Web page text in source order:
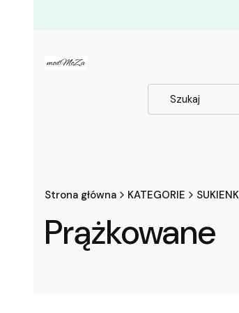
Strona główna KATEGORIE
Prążkowane